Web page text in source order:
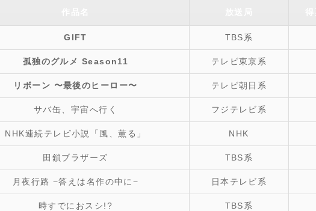
GIFT TBS系
孤独のグルメ Season11 テレビ東京系
リボーン 〜最後のヒーロー〜 テレビ朝日系
サバ缶、宇宙へ行く フジテレビ系
NHK連続テレビ小説「風、薫る」 NHK
田鎖ブラザーズ TBS系
月夜行路 −答えは名作の中に− 日本テレビ系
時すでにおスシ!? TBS系